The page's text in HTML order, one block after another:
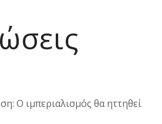
Ο ιμπεριαλισμός θα ηττηθεί